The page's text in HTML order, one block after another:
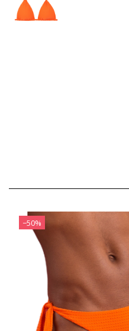
−50%